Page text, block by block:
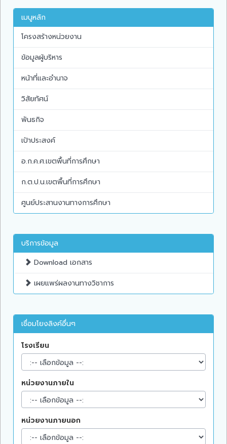
เมนูหลัก
โครงสร้างหน่วยงาน
ข้อมูลผู้บริหาร
หน้าที่และอำนาจ
วิสัยทัศน์
พันธกิจ
เป้าประสงค์
อ.ก.ค.ศ.เขตพื้นที่การศึกษา
ก.ต.ป.น.เขตพื้นที่การศึกษา
ศูนย์ประสานงานทางการศึกษา
บริการข้อมูล
Download เอกสาร
เผยแพร่ผลงานทางวิชาการ
เชื่อมโยงลิงค์อื่นๆ
โรงเรียน
หน่วยงานภายใน
หน่วยงานภายนอก